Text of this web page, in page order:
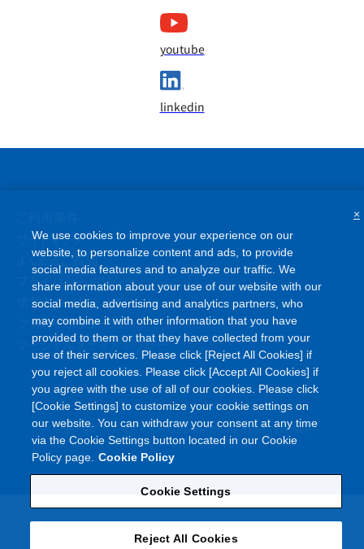
youtube
linkedin
サイトマップ
よくあるご質問
プライバシーポリシー
情報セキュリティポリシー
クッキーポリシー
ソーシャルメディアポリシー
Copyright©Asahi Kasei Corporation. All rights reserved
We use cookies to improve your experience on our
website, to personalize content and ads, to provide
social media features and to analyze our traffic. We
share information about your use of our website with our
social media, advertising and analytics partners, who
may combine it with other information that you have
provided to them or that they have collected from your
use of their services. Please click [Reject All Cookies] if
you reject all cookies. Please click [Accept All Cookies] if
you agree with the use of all of our cookies. Please click
[Cookie Settings] to customize your cookie settings on
our website. You can withdraw your consent at any time
via the Cookie Settings button located in our Cookie
Policy page. Cookie Policy
Cookie Settings
Reject All Cookies
×